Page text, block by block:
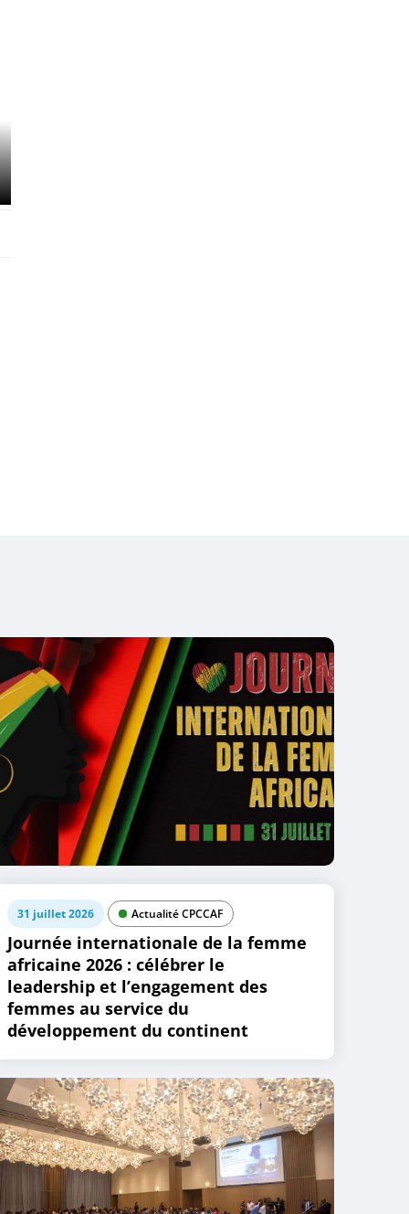
31 juillet 2026 Actualité CPCCAF
Journée internationale de la femme
africaine 2026 : célébrer le
leadership et l’engagement des
femmes au service du
développement du continent